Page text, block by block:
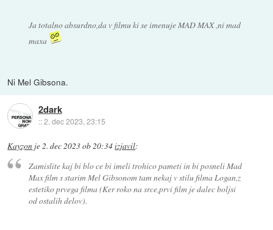
Ja totalno absurdno,da v filmu ki se imenuje MAD MAX ,ni mad
maxa
Ni Mel Gibsona.
2dark
::2. dec 2023, 23:15
Kayzon je2. dec 2023 ob 20:34izjavil:
Zamislite kaj bi blo ce bi imeli trohico pameti in bi posneli Mad
Max film s starim Mel Gibsonom tam nekaj v stilu filma Logan,z
estetiko prvega filma (Ker roko na srce,prvi film je dalec boljsi
od ostalih delov).